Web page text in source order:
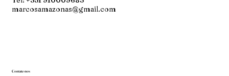
marcosamazonas@gmail.com
Contate-nos